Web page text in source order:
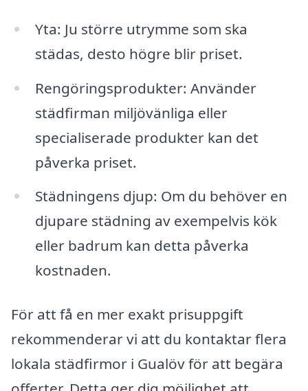
Yta: Ju större utrymme som ska
städas, desto högre blir priset.
Rengöringsprodukter: Använder
städfirman miljövänliga eller
specialiserade produkter kan det
påverka priset.
Städningens djup: Om du behöver en
djupare städning av exempelvis kök
eller badrum kan detta påverka
kostnaden.
För att få en mer exakt prisuppgift
rekommenderar vi att du kontaktar flera
lokala städfirmor i Gualöv för att begära